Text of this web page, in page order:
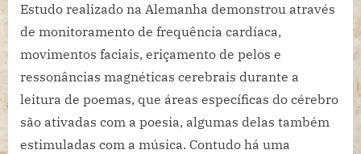
Estudo realizado na Alemanha demonstrou através
de monitoramento de frequência cardíaca,
movimentos faciais, eriçamento de pelos e
ressonâncias magnéticas cerebrais durante a
leitura de poemas, que áreas específicas do cérebro
são ativadas com a poesia, algumas delas também
estimuladas com a música. Contudo há uma